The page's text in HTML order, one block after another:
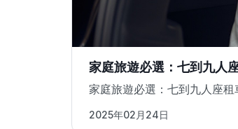
家庭旅遊必選：七到九人
家庭旅遊必選：七到九人座
2025年02月24日